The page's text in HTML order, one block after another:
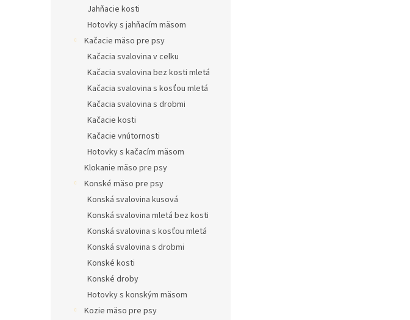
Jahňacie kosti
Hotovky s jahňacím mäsom
Kačacie mäso pre psy
Kačacia svalovina v celku
Kačacia svalovina bez kosti mletá
Kačacia svalovina s kosťou mletá
Kačacia svalovina s drobmi
Kačacie kosti
Kačacie vnútornosti
Hotovky s kačacím mäsom
Klokanie mäso pre psy
Konské mäso pre psy
Konská svalovina kusová
Konská svalovina mletá bez kosti
Konská svalovina s kosťou mletá
Konská svalovina s drobmi
Konské kosti
Konské droby
Hotovky s konským mäsom
Kozie mäso pre psy